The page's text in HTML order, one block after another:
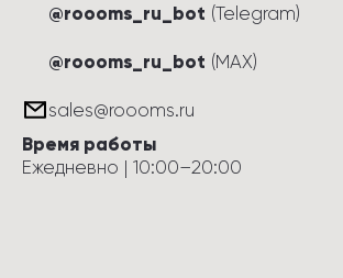
@roooms_ru_bot (Telegram)
@roooms_ru_bot (MAX)
sales@roooms.ru
Время работы
Ежедневно | 10:00–20:00